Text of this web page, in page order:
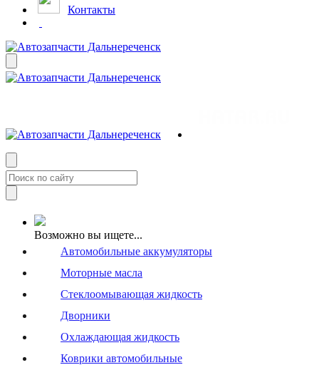
Контакты
Возможно вы ищете...
Автомобильные аккумуляторы
Моторные масла
Стеклоомывающая жидкость
Дворники
Охлаждающая жидкость
Коврики автомобильные